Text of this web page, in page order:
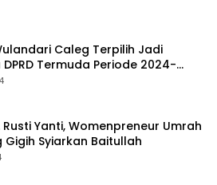
Caleg Terpilih Jadi
Termuda Periode 2024-
Rusti Yanti, Womenpreneur Umrah
Gigih Syiarkan Baitullah